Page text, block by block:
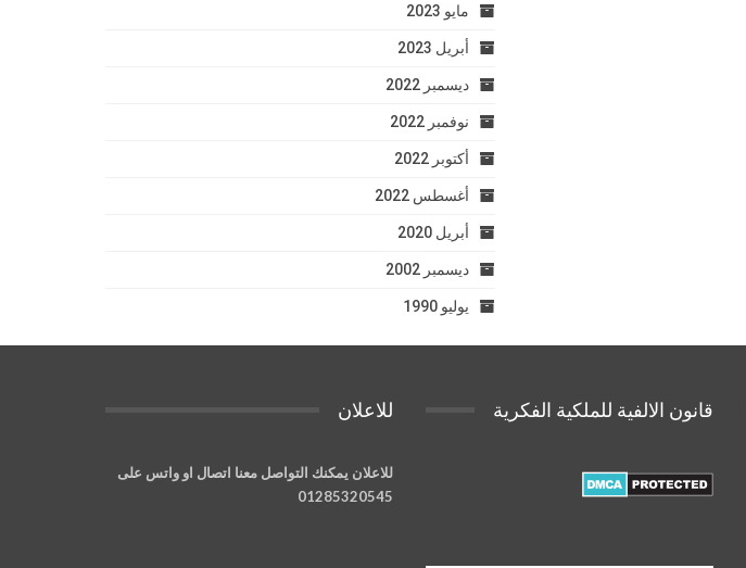
مايو 2023
أبريل 2023
ديسمبر 2022
نوفمبر 2022
أكتوبر 2022
أغسطس 2022
أبريل 2020
ديسمبر 2002
يوليو 1990
قانون الالفية للملكية الفكرية للاعلان
للاعلان يمكنك التواصل معنا اتصال او واتس على
01285320545